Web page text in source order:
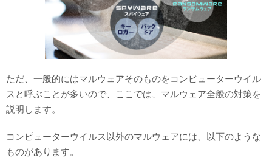
ただ、一般的にはマルウェアそのものをコンピューターウイル
スと呼ぶことが多いので、ここでは、マルウェア全般の対策を
説明します。
コンピューターウイルス以外のマルウェアには、以下のような
ものがあります。